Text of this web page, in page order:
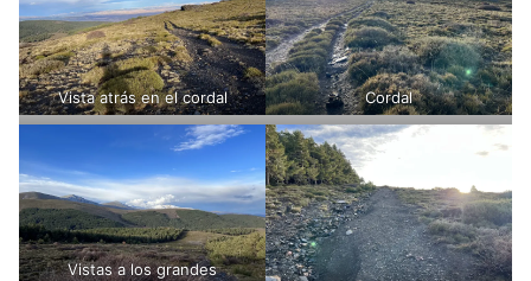
Vista atrás en el cordal Cordal
Vistas a los grandes